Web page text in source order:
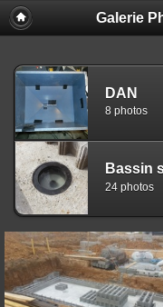
Galerie
DAN
8 photos
Bassin
24 photos